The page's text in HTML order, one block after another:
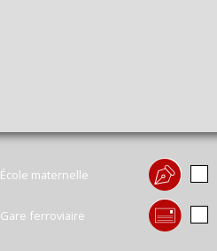
École maternelle
Gare ferroviaire